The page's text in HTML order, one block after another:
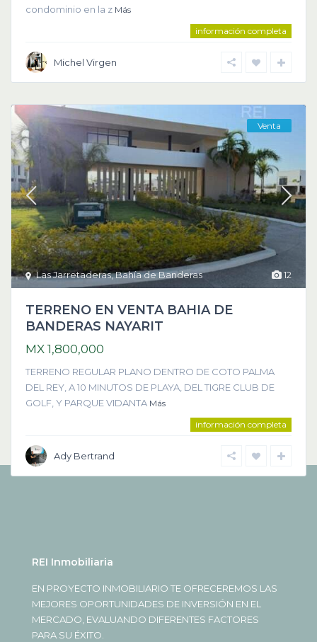
condominio en la z Más
información completa
Michel Virgen
12
Las Jarretaderas,Bahía de Banderas
Venta
TERRENO EN VENTA BAHIA DE
BANDERAS NAYARIT
MX 1,800,000
TERRENO REGULAR PLANO DENTRO DE COTO PALMA
DEL REY, A 10 MINUTOS DE PLAYA, DEL TIGRE CLUB DE
GOLF, Y PARQUE VIDANTA Más
información completa
Ady Bertrand
REI Inmobiliaria
EN PROYECTO INMOBILIARIO TE OFRECEREMOS LAS
MEJORES OPORTUNIDADES DE INVERSIÓN EN EL
MERCADO, EVALUANDO DIFERENTES FACTORES
PARA SU ÉXITO.